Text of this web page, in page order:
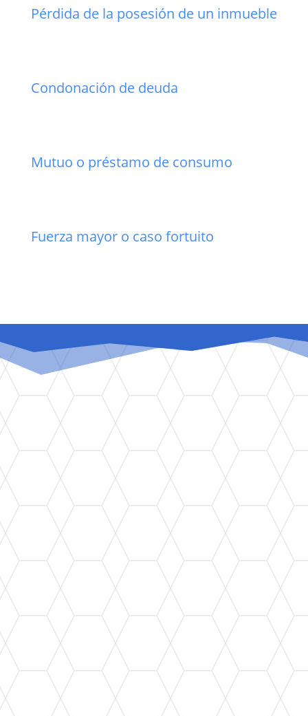
Pérdida de la posesión de un inmueble
Condonación de deuda
Mutuo o préstamo de consumo
Fuerza mayor o caso fortuito